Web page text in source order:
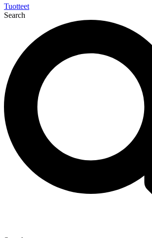
Tuotteet
Search